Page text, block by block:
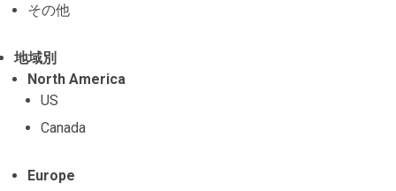
その他
地域別
North America
US
Canada
Europe